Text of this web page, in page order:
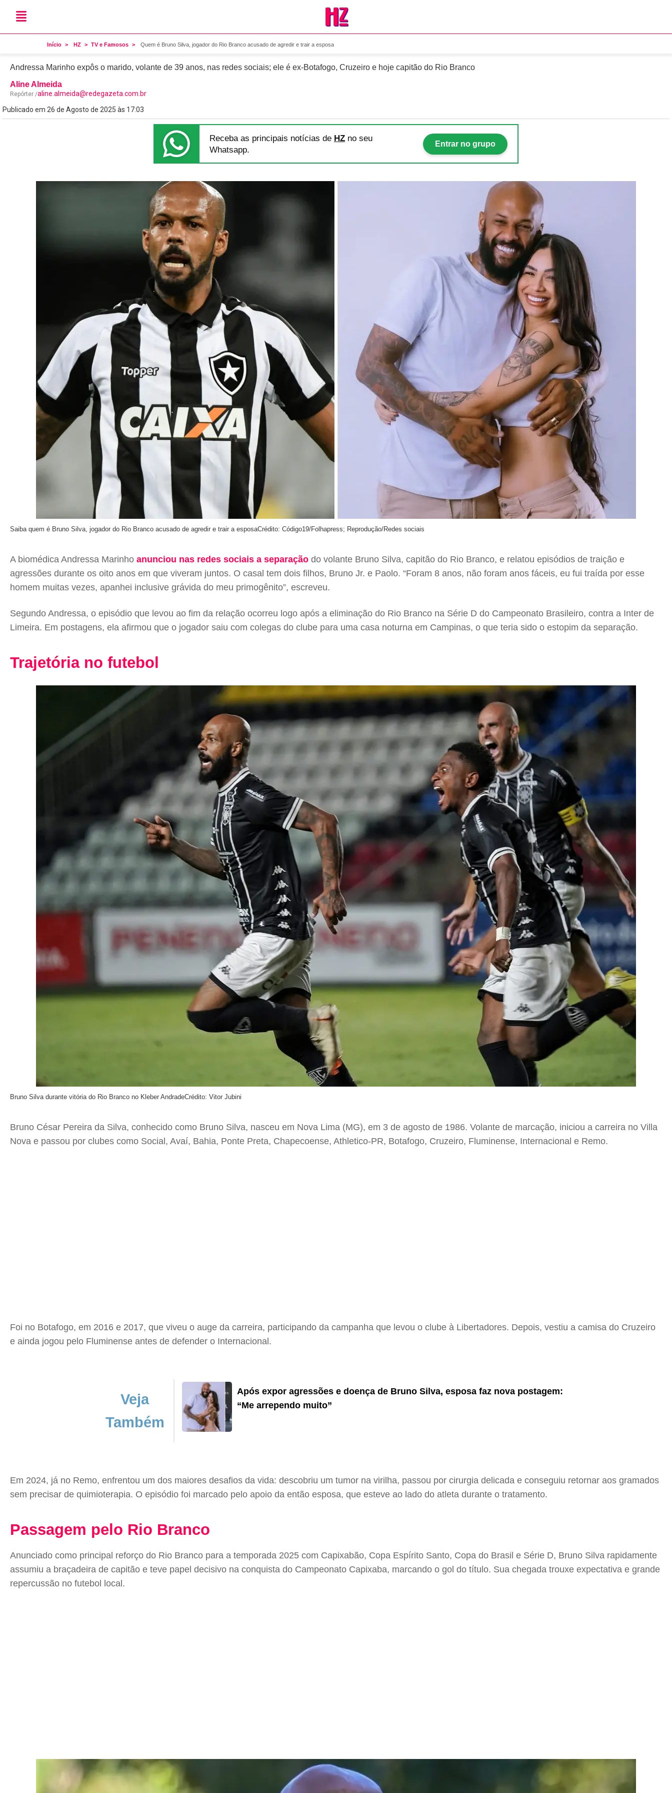
Início HZ TV e Famosos Quem é Bruno Silva, jogador do Rio Branco acusado de agredir e trair a esposa
Polêmica
Quem é Bruno Silva, jogador do Rio Branco acusado de agredir e trair a esposa
Andressa Marinho expôs o marido, volante de 39 anos, nas redes sociais; ele é ex-Botafogo, Cruzeiro e hoje capitão do Rio Branco
Aline Almeida
Repórter /aline.almeida@redegazeta.com.br
Publicado em 26 de Agosto de 2025 às 17:03
Receba as principais notícias de HZ no seu
Whatsapp.
Entrar no grupo
Saiba quem é Bruno Silva, jogador do Rio Branco acusado de agredir e trair a esposaCrédito: Código19/Folhapress; Reprodução/Redes sociais
A biomédica Andressa Marinho anunciou nas redes sociais a separação do volante Bruno Silva, capitão do Rio Branco, e relatou episódios de traição e
agressões durante os oito anos em que viveram juntos. O casal tem dois filhos, Bruno Jr. e Paolo. “Foram 8 anos, não foram anos fáceis, eu fui traída por esse
homem muitas vezes, apanhei inclusive grávida do meu primogênito”, escreveu.
Segundo Andressa, o episódio que levou ao fim da relação ocorreu logo após a eliminação do Rio Branco na Série D do Campeonato Brasileiro, contra a Inter de
Limeira. Em postagens, ela afirmou que o jogador saiu com colegas do clube para uma casa noturna em Campinas, o que teria sido o estopim da separação.
Trajetória no futebol
Bruno Silva durante vitória do Rio Branco no Kleber AndradeCrédito: Vitor Jubini
Bruno César Pereira da Silva, conhecido como Bruno Silva, nasceu em Nova Lima (MG), em 3 de agosto de 1986. Volante de marcação, iniciou a carreira no Villa
Nova e passou por clubes como Social, Avaí, Bahia, Ponte Preta, Chapecoense, Athletico-PR, Botafogo, Cruzeiro, Fluminense, Internacional e Remo.
Foi no Botafogo, em 2016 e 2017, que viveu o auge da carreira, participando da campanha que levou o clube à Libertadores. Depois, vestiu a camisa do Cruzeiro
e ainda jogou pelo Fluminense antes de defender o Internacional.
Veja
Também
Após expor agressões e doença de Bruno Silva, esposa faz nova postagem:
“Me arrependo muito”
Em 2024, já no Remo, enfrentou um dos maiores desafios da vida: descobriu um tumor na virilha, passou por cirurgia delicada e conseguiu retornar aos gramados
sem precisar de quimioterapia. O episódio foi marcado pelo apoio da então esposa, que esteve ao lado do atleta durante o tratamento.
Passagem pelo Rio Branco
Anunciado como principal reforço do Rio Branco para a temporada 2025 com Capixabão, Copa Espírito Santo, Copa do Brasil e Série D, Bruno Silva rapidamente
assumiu a braçadeira de capitão e teve papel decisivo na conquista do Campeonato Capixaba, marcando o gol do título. Sua chegada trouxe expectativa e grande
repercussão no futebol local.